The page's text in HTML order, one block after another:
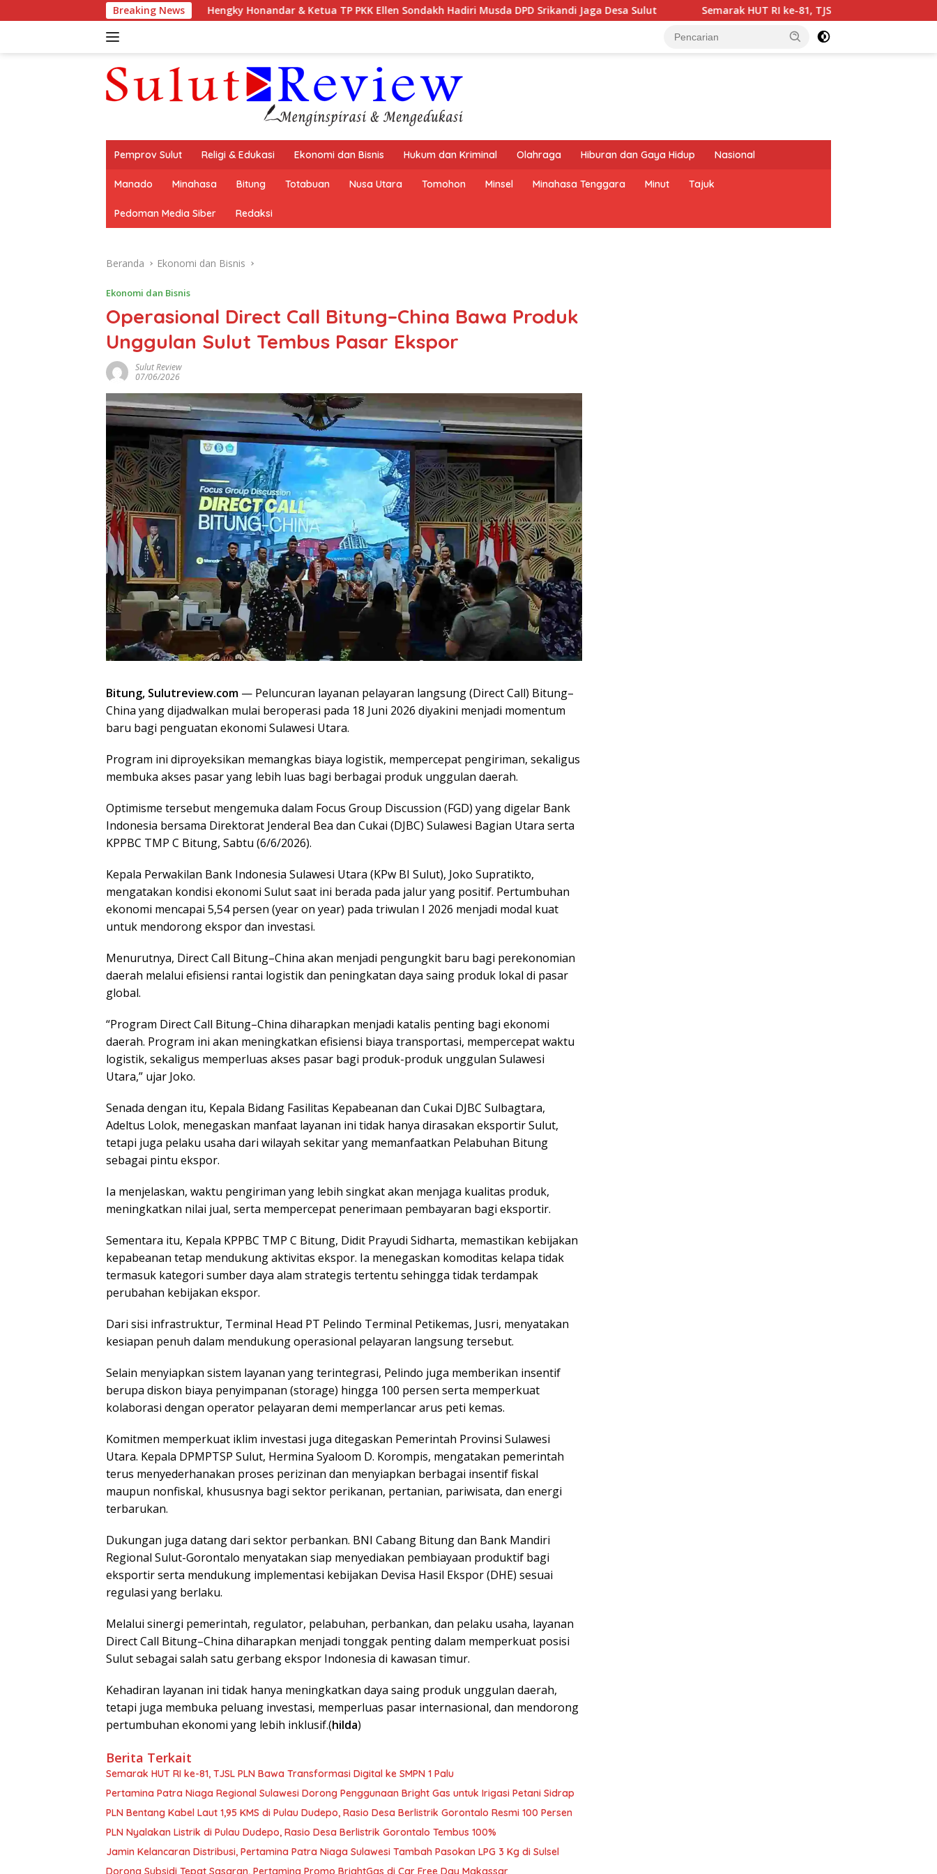
ke
Breaking News
Hengky Honandar & Ketua TP PKK Ellen Sondakh Hadiri Musda DPD Srikandi Jaga Desa Sulut Semarak HUT RI ke-81, TJSL PLN Bawa Transformasi Digital ke
Pemprov Sulut Religi & Edukasi Ekonomi dan Bisnis Hukum dan Kriminal Olahraga Hiburan dan Gaya Hidup Nasional
Manado Minahasa Bitung Totabuan Nusa Utara Tomohon Minsel Minahasa Tenggara Minut Tajuk
Pedoman Media Siber Redaksi
Beranda Ekonomi dan Bisnis
Ekonomi dan Bisnis
Operasional Direct Call Bitung–China Bawa Produk
Unggulan Sulut Tembus Pasar Ekspor
Sulut Review
07/06/2026
Bitung, Sulutreview.com — Peluncuran layanan pelayaran langsung (Direct Call) Bitung–
China yang dijadwalkan mulai beroperasi pada 18 Juni 2026 diyakini menjadi momentum
baru bagi penguatan ekonomi Sulawesi Utara.
Program ini diproyeksikan memangkas biaya logistik, mempercepat pengiriman, sekaligus
membuka akses pasar yang lebih luas bagi berbagai produk unggulan daerah.
Optimisme tersebut mengemuka dalam Focus Group Discussion (FGD) yang digelar Bank
Indonesia bersama Direktorat Jenderal Bea dan Cukai (DJBC) Sulawesi Bagian Utara serta
KPPBC TMP C Bitung, Sabtu (6/6/2026).
Kepala Perwakilan Bank Indonesia Sulawesi Utara (KPw BI Sulut), Joko Supratikto,
mengatakan kondisi ekonomi Sulut saat ini berada pada jalur yang positif. Pertumbuhan
ekonomi mencapai 5,54 persen (year on year) pada triwulan I 2026 menjadi modal kuat
untuk mendorong ekspor dan investasi.
Menurutnya, Direct Call Bitung–China akan menjadi pengungkit baru bagi perekonomian
daerah melalui efisiensi rantai logistik dan peningkatan daya saing produk lokal di pasar
global.
“Program Direct Call Bitung–China diharapkan menjadi katalis penting bagi ekonomi
daerah. Program ini akan meningkatkan efisiensi biaya transportasi, mempercepat waktu
logistik, sekaligus memperluas akses pasar bagi produk-produk unggulan Sulawesi
Utara,” ujar Joko.
Senada dengan itu, Kepala Bidang Fasilitas Kepabeanan dan Cukai DJBC Sulbagtara,
Adeltus Lolok, menegaskan manfaat layanan ini tidak hanya dirasakan eksportir Sulut,
tetapi juga pelaku usaha dari wilayah sekitar yang memanfaatkan Pelabuhan Bitung
sebagai pintu ekspor.
Ia menjelaskan, waktu pengiriman yang lebih singkat akan menjaga kualitas produk,
meningkatkan nilai jual, serta mempercepat penerimaan pembayaran bagi eksportir.
Sementara itu, Kepala KPPBC TMP C Bitung, Didit Prayudi Sidharta, memastikan kebijakan
kepabeanan tetap mendukung aktivitas ekspor. Ia menegaskan komoditas kelapa tidak
termasuk kategori sumber daya alam strategis tertentu sehingga tidak terdampak
perubahan kebijakan ekspor.
Dari sisi infrastruktur, Terminal Head PT Pelindo Terminal Petikemas, Jusri, menyatakan
kesiapan penuh dalam mendukung operasional pelayaran langsung tersebut.
Selain menyiapkan sistem layanan yang terintegrasi, Pelindo juga memberikan insentif
berupa diskon biaya penyimpanan (storage) hingga 100 persen serta memperkuat
kolaborasi dengan operator pelayaran demi memperlancar arus peti kemas.
Komitmen memperkuat iklim investasi juga ditegaskan Pemerintah Provinsi Sulawesi
Utara. Kepala DPMPTSP Sulut, Hermina Syaloom D. Korompis, mengatakan pemerintah
terus menyederhanakan proses perizinan dan menyiapkan berbagai insentif fiskal
maupun nonfiskal, khususnya bagi sektor perikanan, pertanian, pariwisata, dan energi
terbarukan.
Dukungan juga datang dari sektor perbankan. BNI Cabang Bitung dan Bank Mandiri
Regional Sulut-Gorontalo menyatakan siap menyediakan pembiayaan produktif bagi
eksportir serta mendukung implementasi kebijakan Devisa Hasil Ekspor (DHE) sesuai
regulasi yang berlaku.
Melalui sinergi pemerintah, regulator, pelabuhan, perbankan, dan pelaku usaha, layanan
Direct Call Bitung–China diharapkan menjadi tonggak penting dalam memperkuat posisi
Sulut sebagai salah satu gerbang ekspor Indonesia di kawasan timur.
Kehadiran layanan ini tidak hanya meningkatkan daya saing produk unggulan daerah,
tetapi juga membuka peluang investasi, memperluas pasar internasional, dan mendorong
pertumbuhan ekonomi yang lebih inklusif.(hilda)
Berita Terkait
Semarak HUT RI ke-81, TJSL PLN Bawa Transformasi Digital ke SMPN 1 Palu
Pertamina Patra Niaga Regional Sulawesi Dorong Penggunaan Bright Gas untuk Irigasi Petani Sidrap
PLN Bentang Kabel Laut 1,95 KMS di Pulau Dudepo, Rasio Desa Berlistrik Gorontalo Resmi 100 Persen
PLN Nyalakan Listrik di Pulau Dudepo, Rasio Desa Berlistrik Gorontalo Tembus 100%
Jamin Kelancaran Distribusi, Pertamina Patra Niaga Sulawesi Tambah Pasokan LPG 3 Kg di Sulsel
Dorong Subsidi Tepat Sasaran, Pertamina Promo BrightGas di Car Free Day Makassar